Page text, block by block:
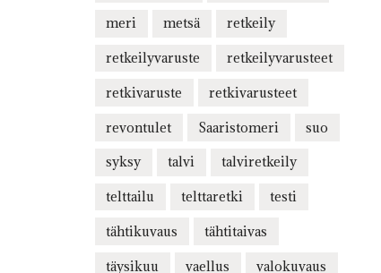
meri metsä retkeily
retkeilyvaruste retkeilyvarusteet
retkivaruste retkivarusteet
revontulet Saaristomeri suo
syksy talvi talviretkeily
telttailu telttaretki testi
tähtikuvaus tähtitaivas
täysikuu vaellus valokuvaus